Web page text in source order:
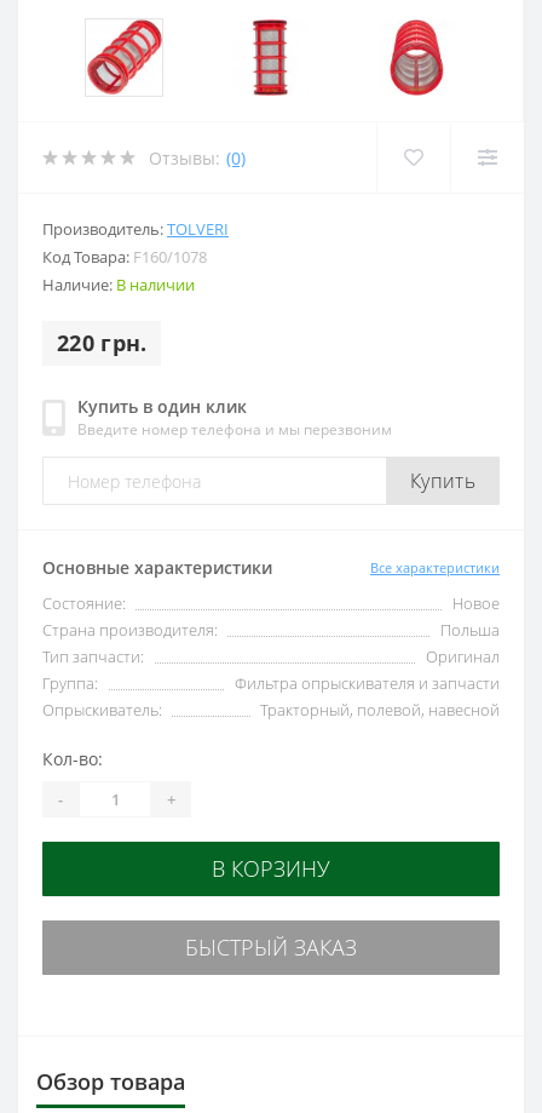
Отзывы: (0)
Производитель:TOLVERI
Код Товара: F160/1078
Наличие: В наличии
220 грн.
Купить в один клик
Введите номер телефона и мы перезвоним
Купить
Основные характеристики Все характеристики
Состояние:
Новое
Страна производителя:
Польша
Тип запчасти:
Оригинал
Группа:
Фильтра опрыскивателя и запчасти
Опрыскиватель:
Тракторный, полевой, навесной
Кол-во:
- +
В КОРЗИНУ
БЫСТРЫЙ ЗАКАЗ
Обзор товара